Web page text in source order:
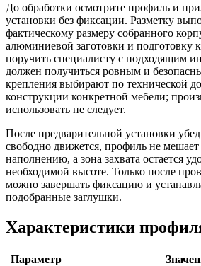
До обработки осмотрите профиль и
установки без фиксации. Разметку
фактическому размеру собранного
алюминиевой заготовки и подготовку
поручить специалисту с подходящим
должен получиться ровным и
крепления выбирают по технической
конструкции конкретной мебели;
использовать не следует.
После предварительной установки
свободно движется, профиль не
наполнению, а зона захвата остается
необходимой высоте. Только после
можно завершать фиксацию и
подобранные заглушки.
Характеристики
Параметр